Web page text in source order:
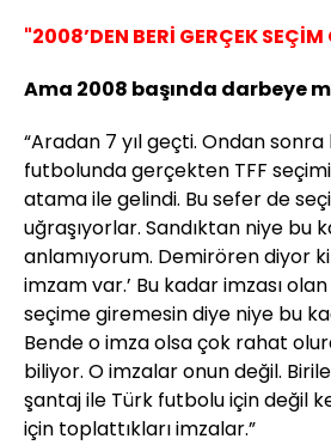
"2008’DEN BERİ GERÇEK
Ama 2008 başında darbeye
“Aradan 7 yıl geçti. Ondan
futbolunda gerçekten TFF
atama ile gelindi. Bu sefer de
uğraşıyorlar. Sandıktan niye bu
anlamıyorum. Demirören diyor ki
imzam var.’ Bu kadar imzası
seçime giremesin diye niye bu
Bende o imza olsa çok rahat
biliyor. O imzalar onun değil.
şantaj ile Türk futbolu için değil
için toplattıkları imzalar.”